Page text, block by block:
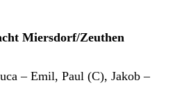
Miersdorf/Zeuthen
– Emil, Paul (C), Jakob –